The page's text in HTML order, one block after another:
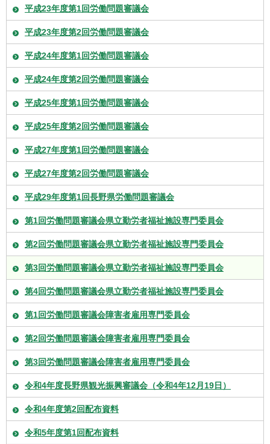
平成23年度第1回労働問題審議会
平成23年度第2回労働問題審議会
平成24年度第1回労働問題審議会
平成24年度第2回労働問題審議会
平成25年度第1回労働問題審議会
平成25年度第2回労働問題審議会
平成27年度第1回労働問題審議会
平成27年度第2回労働問題審議会
平成29年度第1回長野県労働問題審議会
第1回労働問題審議会県立勤労者福祉施設専門委員会
第2回労働問題審議会県立勤労者福祉施設専門委員会
第3回労働問題審議会県立勤労者福祉施設専門委員会
第4回労働問題審議会県立勤労者福祉施設専門委員会
第1回労働問題審議会障害者雇用専門委員会
第2回労働問題審議会障害者雇用専門委員会
第3回労働問題審議会障害者雇用専門委員会
令和4年度長野県観光振興審議会（令和4年12月19日）
令和4年度第2回配布資料
令和5年度第1回配布資料